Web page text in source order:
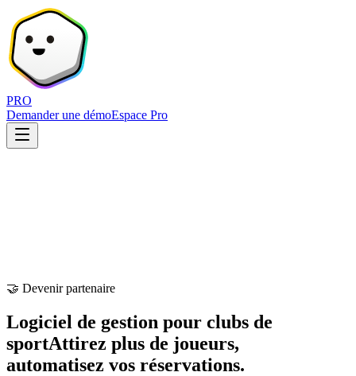
PRO
Demander une démoEspace Pro
🤝 Devenir partenaire
Logiciel de gestion pour clubs de
sportAttirez plus de joueurs,
automatisez vos réservations.